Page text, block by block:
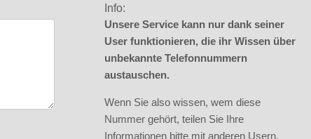
Info:
Unsere Service kann nur dank seiner
User funktionieren, die ihr Wissen über
unbekannte Telefonnummern
austauschen.
Wenn Sie also wissen, wem diese
Nummer gehört, teilen Sie Ihre
Informationen bitte mit anderen Usern.